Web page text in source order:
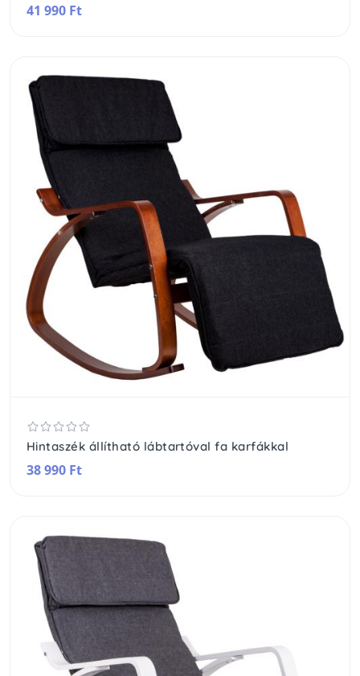
41 990 Ft
Hintaszék állítható lábtartóval fa karfákkal
38 990 Ft